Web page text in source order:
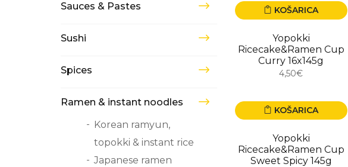
Sauces & Pastes
Sushi
Spices
Ramen & instant noodles
Korean ramyun,
topokki & instant rice
Japanese ramen
KOŠARICA
Yopokki
Ricecake&Ramen Cup
Curry 16x145g
4,50€
KOŠARICA
Yopokki
Ricecake&Ramen Cup
Sweet Spicy 145g